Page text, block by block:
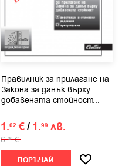
Правилник за прилагане на
Закона за данък върху
добавената стойност...
1.02 €/ 1.99 лв.
6.08 €
ПОРЪЧАЙ